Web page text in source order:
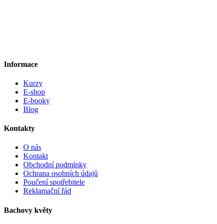
Informace
Kurzy
E-shop
E-booky
Blog
Kontakty
O nás
Kontakt
Obchodní podmínky
Ochrana osobních údajů
Poučení spotřebitele
Reklamační řád
Bachovy květy